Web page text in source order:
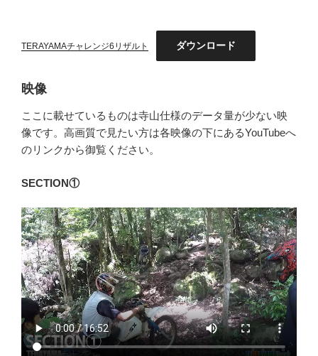
TERAYAMAチャレンジ6リザルト ダウンロード
映像
ここに載せているものは寺山仕様のデータ量が少ない映
像です。高画質で見たい方は各映像の下にあるYouTubeへ
のリンクから御覧ください。
SECTION①